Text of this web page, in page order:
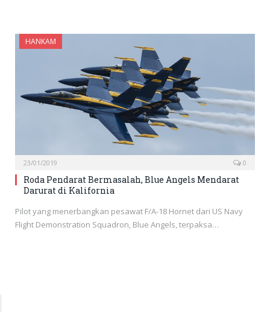
HANKAM
23/01/2019 0
Roda Pendarat Bermasalah, Blue Angels Mendarat
Darurat di Kalifornia
Pilot yang menerbangkan pesawat F/A-18 Hornet dari US Navy
Flight Demonstration Squadron, Blue Angels, terpaksa…